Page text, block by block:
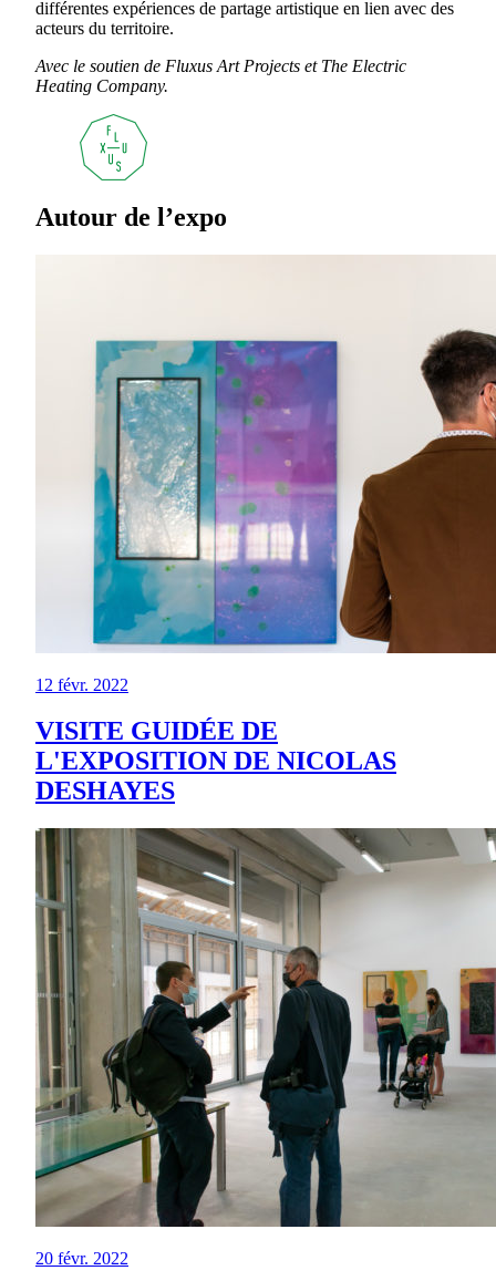
différentes expériences de partage artistique en lien avec des
acteurs du territoire.
Avec le soutien de Fluxus Art Projects et The Electric
Heating Company.
Autour de l’expo
12 févr. 2022
VISITE GUIDÉE DE
L'EXPOSITION DE NICOLAS
DESHAYES
20 févr. 2022